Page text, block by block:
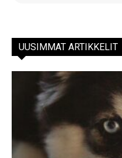
UUSIMMAT ARTIKKELIT